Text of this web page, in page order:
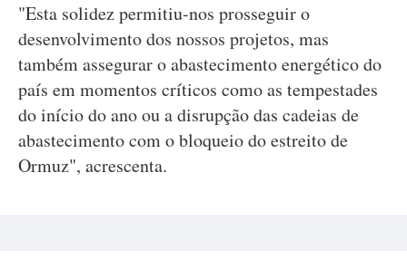
"Esta solidez permitiu-nos prosseguir o
desenvolvimento dos nossos projetos, mas
também assegurar o abastecimento energético do
país em momentos críticos como as tempestades
do início do ano ou a disrupção das cadeias de
abastecimento com o bloqueio do estreito de
Ormuz", acrescenta.